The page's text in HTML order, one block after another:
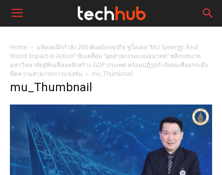
Home
มหิดลผนึกกำลัง 200 พันธมิตรธุรกิจ ชูโมเดล “MU Synergy: Real
World Impact in Action” ขับเคลื่อน “อุตสาหกรรมแห่งอนาคต” พลิกบทบาท
มหาวิทยาลัยสู่ฟันเฟืองหลักสร้าง GDP ประเทศ พร้อมปฏิรูปกำลังคนเพื่อยกระดับ
ขีดความสามารถการแข่งขัน
mu_Thumbnail
mu_Thumbnail